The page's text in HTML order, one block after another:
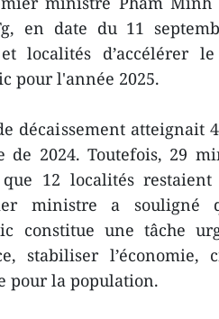
en date du 11
localités d’accélérer
pour l'année 2025.
décaissement atteignait
2024. Toutefois, 29
12 localités
ministre a souligné
constitue une tâche
stabiliser l’économie,
pour la population.